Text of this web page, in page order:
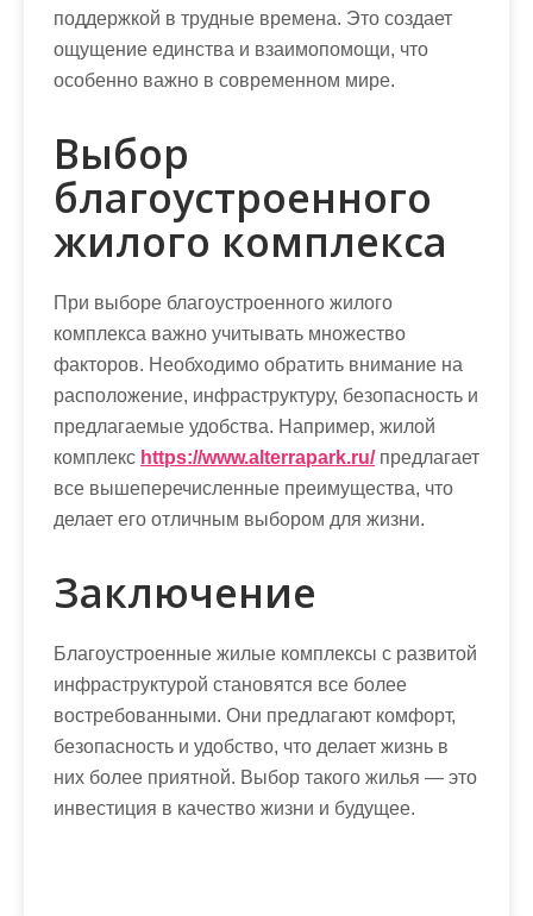
поддержкой в трудные времена. Это создает
ощущение единства и взаимопомощи, что
особенно важно в современном мире.
Выбор
благоустроенного
жилого комплекса
При выборе благоустроенного жилого
комплекса важно учитывать множество
факторов. Необходимо обратить внимание на
расположение, инфраструктуру, безопасность и
предлагаемые удобства. Например, жилой
комплекс https://www.alterrapark.ru/предлагает
все вышеперечисленные преимущества, что
делает его отличным выбором для жизни.
Заключение
Благоустроенные жилые комплексы с развитой
инфраструктурой становятся все более
востребованными. Они предлагают комфорт,
безопасность и удобство, что делает жизнь в
них более приятной. Выбор такого жилья — это
инвестиция в качество жизни и будущее.